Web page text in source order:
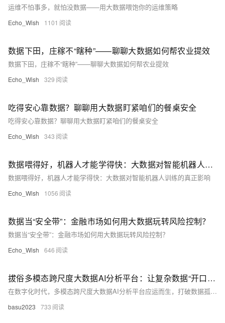
运维不怕事多，就怕没数据——用大数据喂饱你的运维策略
Echo_Wish 1101
数据下田，庄稼不“瞎种”——聊聊大数据如何帮农业提效
数据下田，庄稼不“瞎种”——聊聊大数据如何帮农业提效
Echo_Wish 329
吃得安心靠数据？聊聊用大数据盯紧咱们的餐桌安全
吃得安心靠数据？聊聊用大数据盯紧咱们的餐桌安全
Echo_Wish 343
数据喂得好，机器人才能学得快：大数据对智能机器人训练的真正影响
数据喂得好，机器人才能学得快：大数据对智能机器人训练的真正影响
Echo_Wish 1056
数据当“安全带”：金融市场如何用大数据玩转风险控制？
数据当“安全带”：金融市场如何用大数据玩转风险控制？
Echo_Wish 646
拔俗多模态跨尺度大数据AI分析平台：让复杂数据“开口说话”的智能引擎
在数字化时代，多模态跨尺度大数据AI分析平台应运而生，打破数据孤岛，融合图像、文本、视频等多源信息，贯通微观与宏观尺度，实现智能诊断、预测与决策，广泛应用于医疗、制造、金融等领域，推动AI从“看懂”到“会思考”的跃迁。
basu2023 733